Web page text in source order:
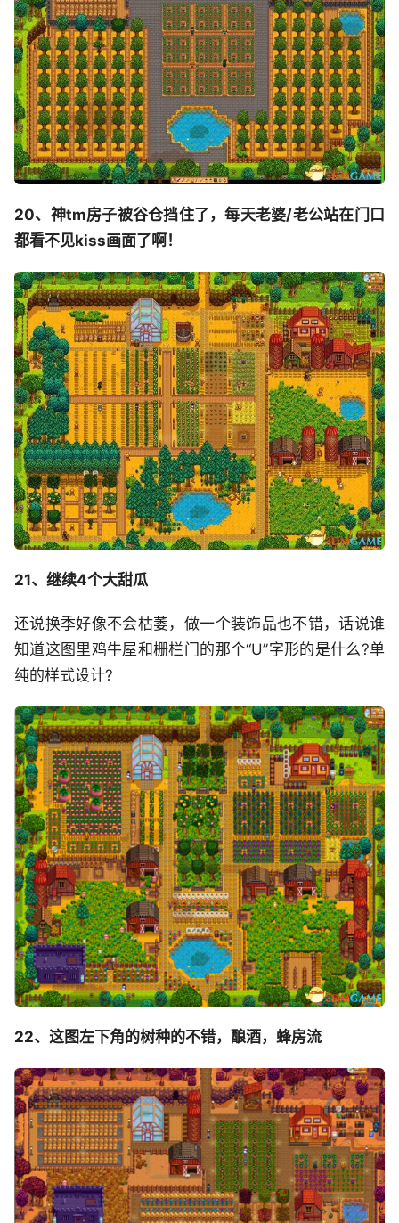
20、神tm房子被谷仓挡住了，每天老婆/老公站在门口
都看不见kiss画面了啊！
21、继续4个大甜瓜
还说换季好像不会枯萎，做一个装饰品也不错，话说谁
知道这图里鸡牛屋和栅栏门的那个“U”字形的是什么?单
纯的样式设计?
22、这图左下角的树种的不错，酿酒，蜂房流